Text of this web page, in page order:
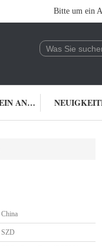
Bitte um ein
BITTE UM EIN ANGEBOT
China
SZD